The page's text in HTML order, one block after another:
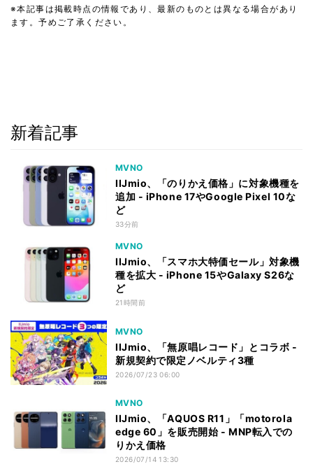
※本記事は掲載時点の情報であり、最新のものとは異なる場合があり
ます。予めご了承ください。
新着記事
MVNO
IIJmio、「のりかえ価格」に対象機種を
追加 - iPhone 17やGoogle Pixel 10な
ど
33分前
MVNO
IIJmio、「スマホ大特価セール」対象機
種を拡大 - iPhone 15やGalaxy S26な
ど
21時間前
MVNO
IIJmio、「無原唱レコード」とコラボ -
新規契約で限定ノベルティ3種
2026/07/23 06:00
MVNO
IIJmio、「AQUOS R11」「motorola
edge 60」を販売開始 - MNP転入での
りかえ価格
2026/07/14 13:30